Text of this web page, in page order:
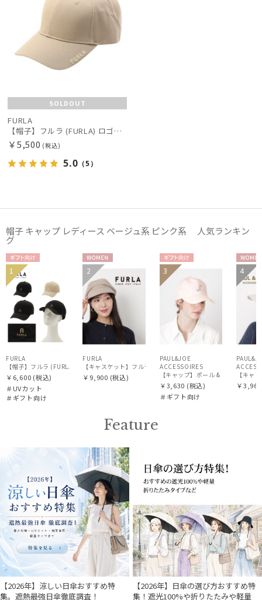
SOLDOUT
FURLA
【帽子】フルラ (FURLA) ロゴ刺繍キャップ UV , ウォッシャブル , FURLA刺繍 キャップ 【公式ムーンバット】 レディース UV ウォッシャブル 小つば プレゼント ギフト
￥5,500 (税込)
5.0 （5）
帽子 キャップ レディース ベージュ系 ピンク系 人気ランキン
グ
ギフト
向け
WOME
N
1
FURLA
【帽子】フルラ (FURLA) スカーフキャップ ロゴ刺繍
￥6,600 (税込)
＃UVカット
＃ギフト向け
WOME
N
2
FURLA
【キャスケット】フルラ (FURLA) ツイードキャスケッ
￥9,900 (税込)
ギフト
向け
WOME
N
3
PAUL&JOE
ACCESSOIRES
【キャップ】ポール & ジョー
￥3,630 (税込)
＃ギフト向け
N
4
【キャ
￥3,960
Feature
【2026年】涼しい日傘おすすめ特
集。遮熱最強日傘徹底調査！
【2026年】日傘の選び方おすすめ特
集！遮光100%や折りたたみや軽量